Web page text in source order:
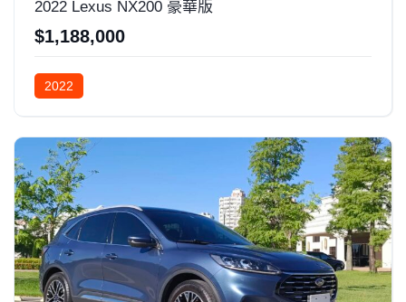
2022 Lexus NX200 豪華版
$1,188,000
2022